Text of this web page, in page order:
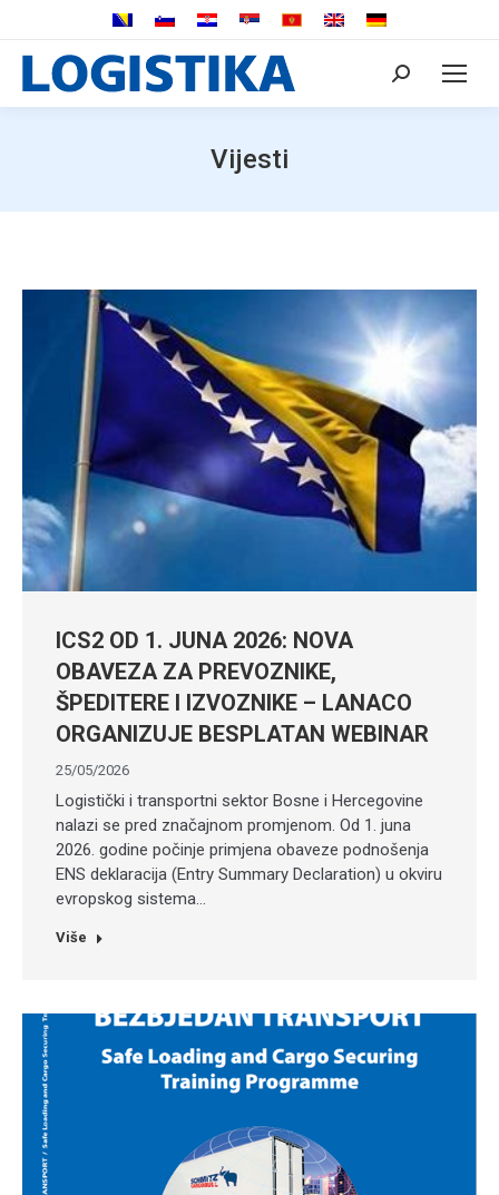
Search:
Vijesti
ICS2 OD 1. JUNA 2026: NOVA
OBAVEZA ZA PREVOZNIKE,
ŠPEDITERE I IZVOZNIKE – LANACO
ORGANIZUJE BESPLATAN WEBINAR
25/05/2026
Logistički i transportni sektor Bosne i Hercegovine
nalazi se pred značajnom promjenom. Od 1. juna
2026. godine počinje primjena obaveze podnošenja
ENS deklaracija (Entry Summary Declaration) u okviru
evropskog sistema…
Više